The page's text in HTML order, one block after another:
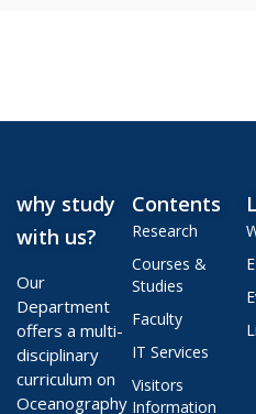
why study
with us?
Our
Department
offers a multi-
disciplinary
curriculum on
Oceanography
Contents
Research
Courses &
Studies
Faculty
IT Services
Visitors
Information